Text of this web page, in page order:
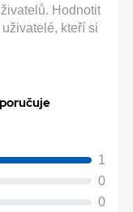
Hodnotit
kteří si
1
0
0